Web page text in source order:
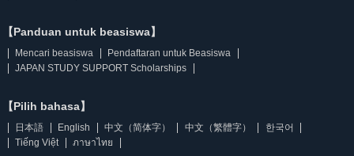
【Panduan untuk beasiswa】
Mencari beasiswa
Pendaftaran untuk Beasiswa
JAPAN STUDY SUPPORT Scholarships
【Pilih bahasa】
日本語 English 中文（简体字） 中文（繁體字）
한국어
Tiếng Việt
ภาษาไทย